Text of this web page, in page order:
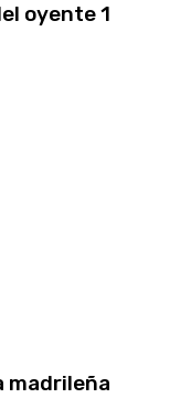
oyente 1
madrileña